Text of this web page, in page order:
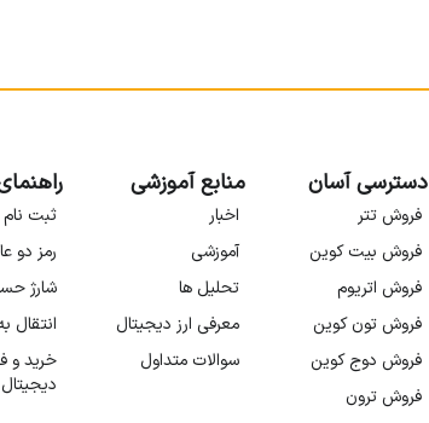
دسترسی آسان
فروش تتر
فروش بیت کوین
فروش اتریوم
فروش تون کوین
فروش دوج کوین
فروش ترون
منابع آموزشی
اخبار
آموزشی
تحلیل ها
معرفی ارز دیجیتال
سوالات متداول
ثبت
رمز دو
شارژ
انتقال
خرید و
دیجیتال